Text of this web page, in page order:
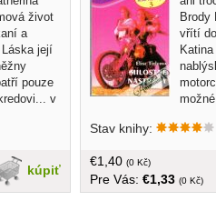
život
a
její
pouze
v
kúpiť
Brody
vřítí
pat%ričných mezí
brožovaná, menší
Stav knihy:
€1,40 (0 Kč)
Pre Vás: €1,33 (0 Kč)